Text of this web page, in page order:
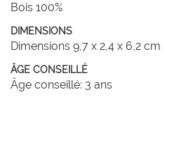
Bois 100%
DIMENSIONS
Dimensions 9,7 x 2,4 x 6,2 cm
ÂGE CONSEILLÉ
Âge conseillé: 3 ans